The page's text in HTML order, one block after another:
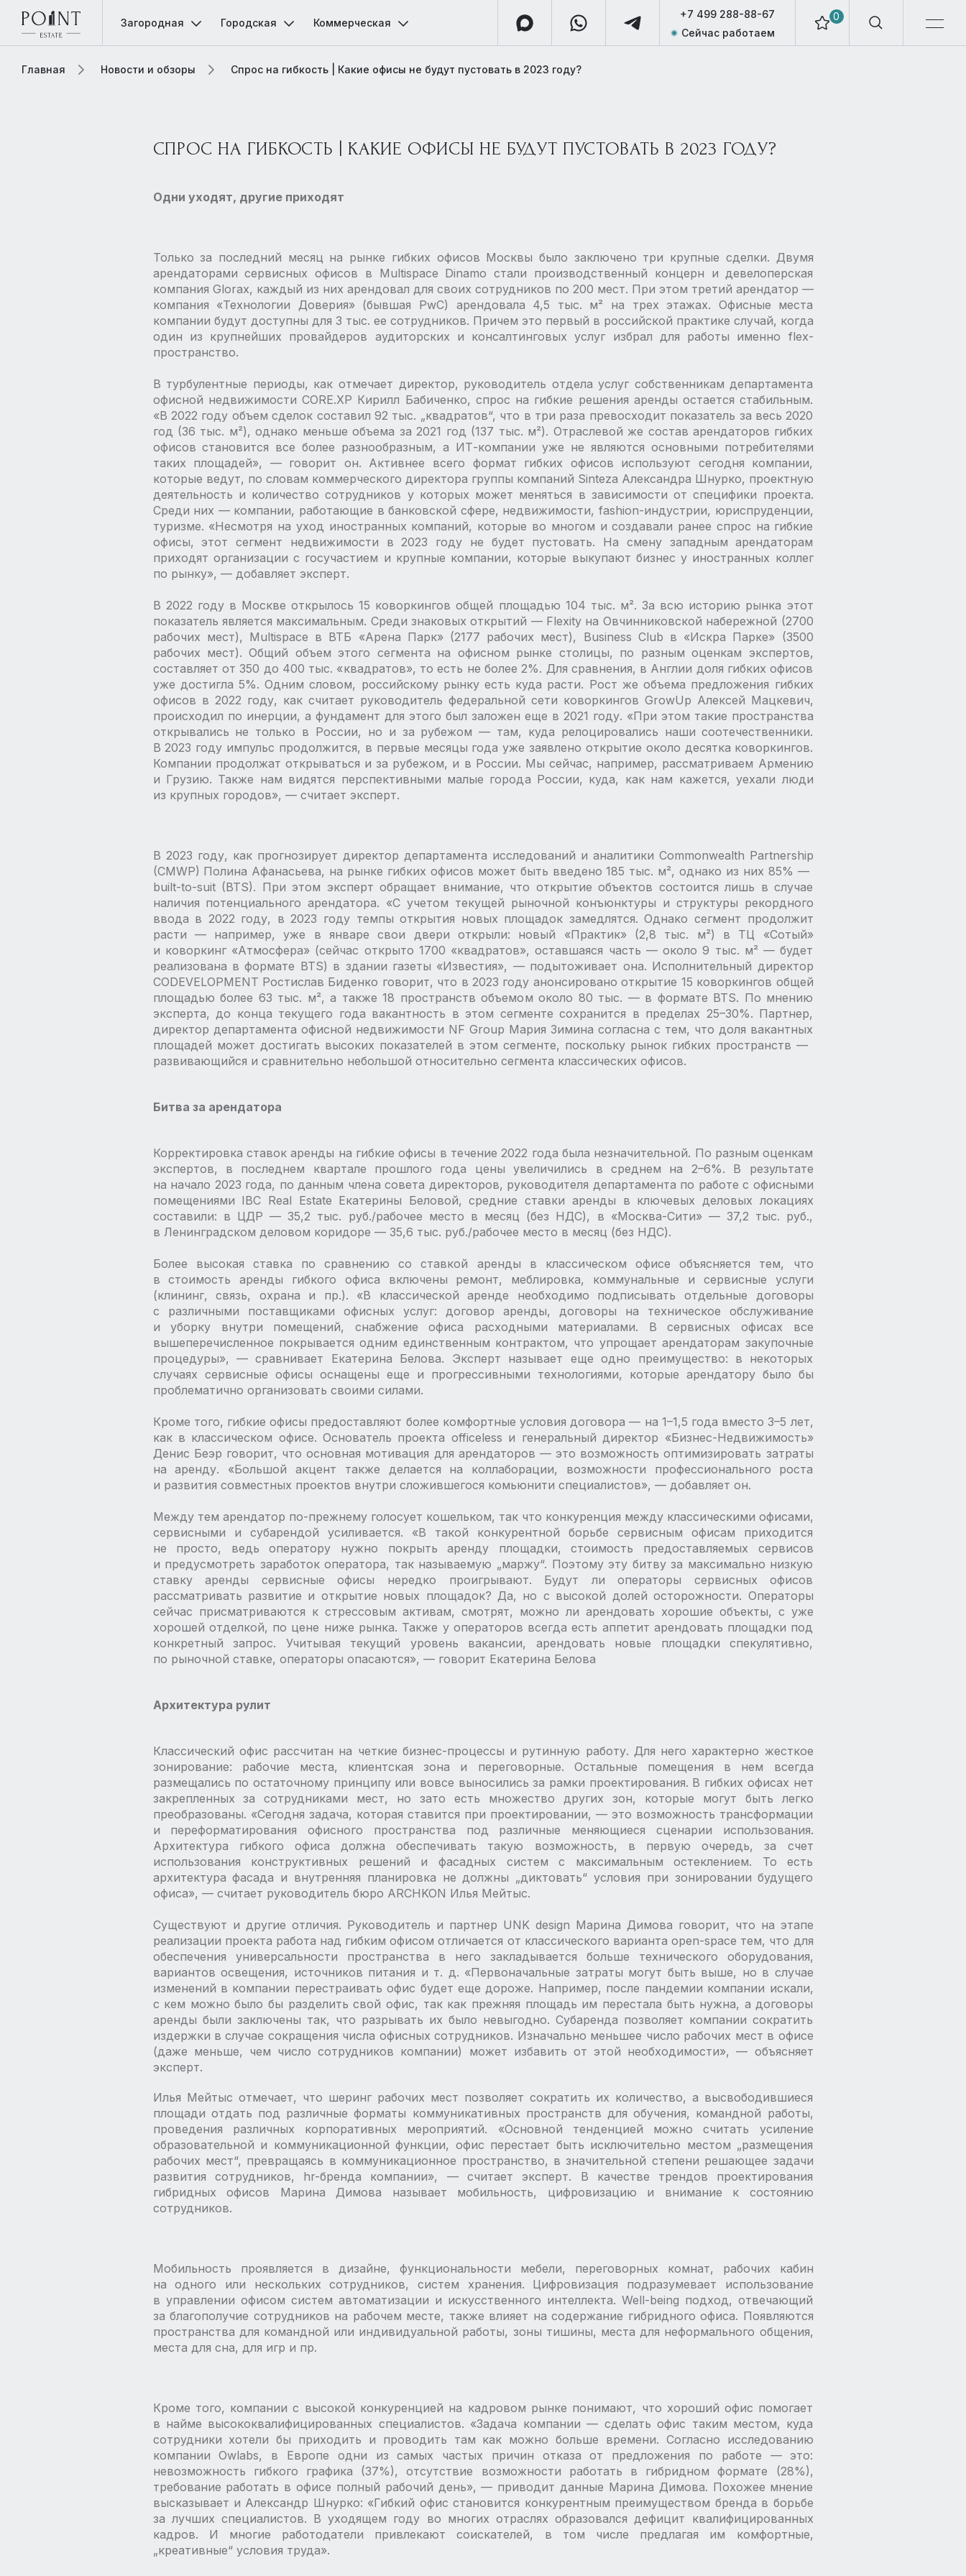
0
+7 499 288-88-67
Сейчас работаем
Загородная Городская Коммерческая
Главная Новости и обзоры Спрос на гибкость | Какие офисы не будут пустовать в 2023 году?
СПРОС НА ГИБКОСТЬ | КАКИЕ ОФИСЫ НЕ БУДУТ ПУСТОВАТЬ В 2023 ГОДУ?
Одни уходят, другие приходят
Только за последний месяц на рынке гибких офисов Москвы было заключено три крупные сделки. Двумя
арендаторами сервисных офисов в Multispace Dinamo стали производственный концерн и девелоперская
компания Glorax, каждый из них арендовал для своих сотрудников по 200 мест. При этом третий арендатор —
​компания «Технологии Доверия» (бывшая PwC) арендовала 4,5 тыс. м² на трех этажах. Офисные места
компании будут доступны для 3 тыс. ее сотрудников. Причем это первый в российской практике случай, когда
один из крупнейших провайдеров аудиторских и консалтинговых услуг избрал для работы именно flex-
пространство.
В турбулентные периоды, как отмечает директор, руководитель отдела услуг собственникам департамента
офисной недвижимости CORE.XP Кирилл Бабиченко, спрос на гибкие решения аренды остается стабильным.
«В 2022 году объем сделок составил 92 тыс. „квадратов“, что в три раза превосходит показатель за весь 2020
год (36 тыс. м²), однако меньше объема за 2021 год (137 тыс. м²). Отраслевой же состав арендаторов гибких
офисов становится все более разнообразным, а ИТ-компании уже не являются основными потребителями
таких площадей», — ​говорит он. Активнее всего формат гибких офисов используют сегодня компании,
которые ведут, по словам коммерческого директора группы компаний Sinteza Александра Шнурко, проектную
деятельность и количество сотрудников у которых может меняться в зависимости от специфики проекта.
Среди них — ​компании, работающие в банковской сфере, недвижимости, fashion-­индустрии, юриспруденции,
туризме. «Несмотря на уход иностранных компаний, которые во многом и создавали ранее спрос на гибкие
офисы, этот сегмент недвижимости в 2023 году не будет пустовать. На смену западным арендаторам
приходят организации с госучастием и крупные компании, которые выкупают бизнес у иностранных коллег
по рынку», — ​добавляет эксперт.
В 2022 году в Москве открылось 15 коворкингов общей площадью 104 тыс. м². За всю историю рынка этот
показатель является максимальным. Среди знаковых открытий — ​Flexity на Овчинниковской набережной (2700
рабочих мест), Multispace в ВТБ «Арена Парк» (2177 рабочих мест), Business Club в «Искра Парке» (3500
рабочих мест). Общий объем этого сегмента на офисном рынке столицы, по разным оценкам экспертов,
составляет от 350 до 400 тыс. «квадратов», то есть не более 2%. Для сравнения, в Англии доля гибких офисов
уже достигла 5%. Одним словом, российскому рынку есть куда расти. Рост же объема предложения гибких
офисов в 2022 году, как считает руководитель федеральной сети коворкингов GrowUp Алексей Мацкевич,
происходил по инерции, а фундамент для этого был заложен еще в 2021 году. «При этом такие пространства
открывались не только в России, но и за рубежом — ​там, куда релоцировались наши соотечественники.
В 2023 году импульс продолжится, в первые месяцы года уже заявлено открытие около десятка коворкингов.
Компании продолжат открываться и за рубежом, и в России. Мы сейчас, например, рассматриваем Армению
и Грузию. Также нам видятся перспективными малые города России, куда, как нам кажется, уехали люди
из крупных городов», — ​считает эксперт.
В 2023 году, как прогнозирует директор департамента исследований и аналитики Commonwealth Partnership
(CMWP) Полина Афанасьева, на рынке гибких офисов может быть введено 185 тыс. м², однако из них 85% — ​
built-to-suit (BTS). При этом эксперт обращает внимание, что открытие объектов состоится лишь в случае
наличия потенциального арендатора. «С учетом текущей рыночной конъюнктуры и структуры рекордного
ввода в 2022 году, в 2023 году темпы открытия новых площадок замедлятся. Однако сегмент продолжит
расти — ​например, уже в январе свои двери открыли: новый «Практик» (2,8 тыс. м²) в ТЦ «Сотый»
и коворкинг «Атмосфера» (сейчас открыто 1700 «квадратов», оставшаяся часть — ​около 9 тыс. м² — ​будет
реализована в формате BTS) в здании газеты «Известия», — ​подытоживает она. Исполнительный директор
CODEVELOPMENT Ростислав Биденко говорит, что в 2023 году анонсировано открытие 15 коворкингов общей
площадью более 63 тыс. м², а также 18 пространств объемом около 80 тыс. — ​в формате BTS. По мнению
эксперта, до конца текущего года вакантность в этом сегменте сохранится в пределах 25–30%. Партнер,
директор департамента офисной недвижимости NF Group Мария Зимина согласна с тем, что доля вакантных
площадей может достигать высоких показателей в этом сегменте, поскольку рынок гибких пространств — ​
развивающийся и сравнительно небольшой относительно сегмента классических офисов.
Битва за арендатора
Корректировка ставок аренды на гибкие офисы в течение 2022 года была незначительной. По разным оценкам
экспертов, в последнем квартале прошлого года цены увеличились в среднем на 2–6%. В результате
на начало 2023 года, по данным члена совета директоров, руководителя департамента по работе с офисными
помещениями IBC Real Estate Екатерины Беловой, средние ставки аренды в ключевых деловых локациях
составили: в ЦДР — ​35,2 тыс. руб./рабочее место в месяц (без НДС), в «Москва-­Сити» — ​37,2 тыс. руб.,
в Ленинградском деловом коридоре — ​35,6 тыс. руб./рабочее место в месяц (без НДС).
Более высокая ставка по сравнению со ставкой аренды в классическом офисе объясняется тем, что
в стоимость аренды гибкого офиса включены ремонт, меблировка, коммунальные и сервисные услуги
(клининг, связь, охрана и пр.). «В классической аренде необходимо подписывать отдельные договоры
с различными поставщиками офисных услуг: договор аренды, договоры на техническое обслуживание
и уборку внутри помещений, снабжение офиса расходными материалами. В сервисных офисах все
вышеперечисленное покрывается одним единственным контрактом, что упрощает арендаторам закупочные
процедуры», — ​сравнивает Екатерина Белова. Эксперт называет еще одно преимущество: в некоторых
случаях сервисные офисы оснащены еще и прогрессивными технологиями, которые арендатору было бы
проблематично организовать своими силами.
Кроме того, гибкие офисы предоставляют более комфортные условия договора — ​на 1–1,5 года вместо 3–5 лет,
как в классическом офисе. Основатель проекта officeless и генеральный директор «Бизнес-­Недвижимость»
Денис Беэр говорит, что основная мотивация для арендаторов — ​это возможность оптимизировать затраты
на аренду. «Большой акцент также делается на коллаборации, возможности профессионального роста
и развития совместных проектов внутри сложившегося комьюнити специалистов», — ​добавляет он.
Между тем арендатор по-прежнему голосует кошельком, так что конкуренция между классическими офисами,
сервисными и суб­арендой усиливается. «В такой конкурентной борьбе сервисным офисам приходится
не просто, ведь оператору нужно покрыть аренду площадки, стоимость предоставляемых сервисов
и предусмотреть заработок оператора, так называемую „маржу“. Поэтому эту битву за максимально низкую
ставку аренды сервисные офисы нередко проигрывают. Будут ли операторы сервисных офисов
рассматривать развитие и открытие новых площадок? Да, но с высокой долей осторожности. Операторы
сейчас присматриваются к стрессовым активам, смотрят, можно ли арендовать хорошие объекты, с уже
хорошей отделкой, по цене ниже рынка. Также у операторов всегда есть аппетит арендовать площадки под
конкретный запрос. Учитывая текущий уровень вакансии, арендовать новые площадки спекулятивно,
по рыночной ставке, операторы опасаются», — ​говорит Екатерина Белова
Архитектура рулит
Классический офис рассчитан на четкие бизнес-­процессы и рутинную работу. Для него характерно жесткое
зонирование: рабочие места, клиентская зона и переговорные. Остальные помещения в нем всегда
размещались по остаточному принципу или вовсе выносились за рамки проектирования. В гибких офисах нет
закрепленных за сотрудниками мест, но зато есть множество других зон, которые могут быть легко
преобразованы. «Сегодня задача, которая ставится при проектировании, — ​это возможность трансформации
и переформатирования офисного пространства под различные меняющиеся сценарии использования.
Архитектура гибкого офиса должна обеспечивать такую возможность, в первую очередь, за счет
использования конструктивных решений и фасадных систем с максимальным остеклением. То есть
архитектура фасада и внутренняя планировка не должны „диктовать“ условия при зонировании будущего
офиса», — ​считает руководитель бюро ARCHKON Илья Мейтыс.
Существуют и другие отличия. Руководитель и партнер UNK design Марина Димова говорит, что на этапе
реализации проекта работа над гибким офисом отличается от классического варианта open-space тем, что для
обеспечения универсальности пространства в него закладывается больше технического оборудования,
вариантов освещения, источников питания и т. д. «Первоначальные затраты могут быть выше, но в случае
изменений в компании перестраивать офис будет еще дороже. Например, после пандемии компании искали,
с кем можно было бы разделить свой офис, так как прежняя площадь им перестала быть нужна, а договоры
аренды были заключены так, что разрывать их было невыгодно. Субаренда позволяет компании сократить
издержки в случае сокращения числа офисных сотрудников. Изначально меньшее число рабочих мест в офисе
(даже меньше, чем число сотрудников компании) может избавить от этой необходимости», — ​объясняет
эксперт.
Илья Мейтыс отмечает, что шеринг рабочих мест позволяет сократить их количество, а высвободившиеся
площади отдать под различные форматы коммуникативных пространств для обучения, командной работы,
проведения различных корпоративных мероприятий. «Основной тенденцией можно считать усиление
образовательной и коммуникационной функции, офис перестает быть исключительно местом „размещения
рабочих мест“, превращаясь в коммуникационное пространство, в значительной степени решающее задачи
развития сотрудников, hr-бренда компании», — ​считает эксперт. В качестве трендов проектирования
гибридных офисов Марина Димова называет мобильность, цифровизацию и внимание к состоянию
сотрудников.
Мобильность проявляется в дизайне, функциональности мебели, переговорных комнат, рабочих кабин
на одного или нескольких сотрудников, систем хранения. Цифровизация подразумевает использование
в управлении офисом систем автоматизации и искусственного интеллекта. Well-being подход, отвечающий
за благополучие сотрудников на рабочем месте, также влияет на содержание гибридного офиса. Появляются
пространства для командной или индивидуальной работы, зоны тишины, места для неформального общения,
места для сна, для игр и пр.
Кроме того, компании с высокой конкуренцией на кадровом рынке понимают, что хороший офис помогает
в найме высококвалифицированных специалистов. «Задача компании — ​сделать офис таким местом, куда
сотрудники хотели бы приходить и проводить там как можно больше времени. Согласно исследованию
компании Owlabs, в Европе одни из самых частых причин отказа от предложения по работе — ​это:
невозможность гибкого графика (37%), отсутствие возможности работать в гибридном формате (28%),
требование работать в офисе полный рабочий день», — ​приводит данные Марина Димова. Похожее мнение
высказывает и Александр Шнурко: «Гибкий офис становится конкурентным преимуществом бренда в борьбе
за лучших специалистов. В уходящем году во многих отраслях образовался дефицит квалифицированных
кадров. И многие работодатели привлекают соискателей, в том числе предлагая им комфортные,
„креативные“ условия труда».